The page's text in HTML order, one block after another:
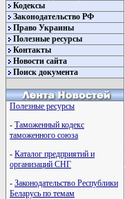
Кодексы
Законодательство РФ
Право Украины
Полезные ресурсы
Контакты
Новости сайта
Поиск документа
Полезные ресурсы
- Таможенный кодекс
таможенного союза
- Каталог предприятий и
организаций СНГ
- Законодательство Республики
Беларусь по темам